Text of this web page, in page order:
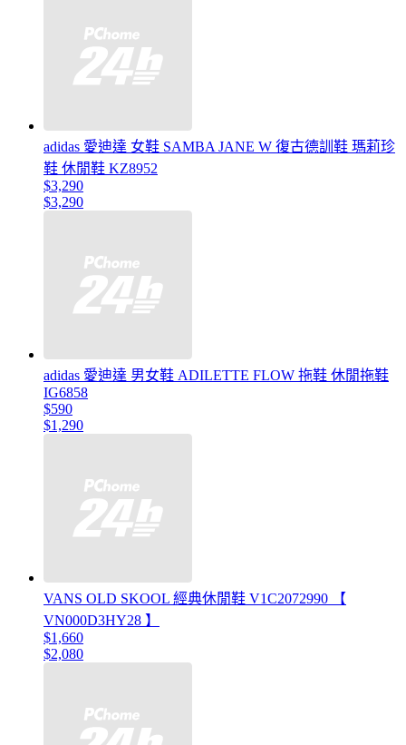
adidas 愛迪達 女鞋 SAMBA JANE W 復古德訓鞋 瑪莉珍
鞋 休閒鞋 KZ8952
$3,290
$3,290
adidas 愛迪達 男女鞋 ADILETTE FLOW 拖鞋 休閒拖鞋
IG6858
$590
$1,290
VANS OLD SKOOL 經典休閒鞋 V1C2072990 【
VN000D3HY28 】
$1,660
$2,080